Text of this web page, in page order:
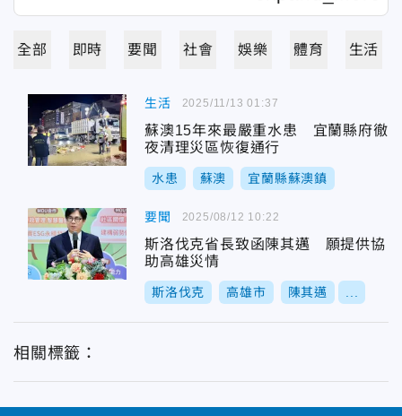
全部 即時 要聞 社會 娛樂 體育 生活
生活
蘇澳15年來最嚴重水患 宜蘭縣府徹
夜清理災區恢復通行
水患 蘇澳 宜蘭縣蘇澳鎮
2025/11/13 01:37
要聞
斯洛伐克省長致函陳其邁 願提供協
助高雄災情
斯洛伐克 高雄市 陳其邁
2025/08/12 10:22
相關標籤：